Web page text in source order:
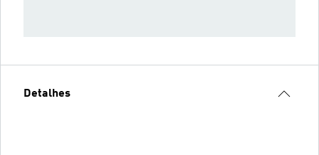
Detalhes